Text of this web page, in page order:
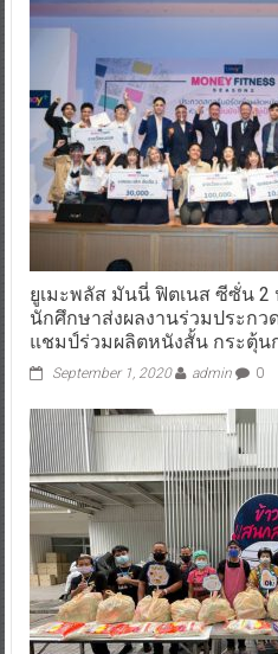
ยูเมะพลัส มันนี่ ฟิตเนส ซีซั่น 2
นักศึกษาส่งผลงานร่วมประกว
แชมป์ร่วมผลิตหนังสั้น กระตุ้นก
September 1, 2020 admin 0